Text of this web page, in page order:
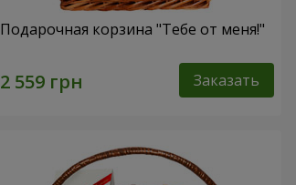
Подарочная корзина "Тебе от меня!"
Заказать